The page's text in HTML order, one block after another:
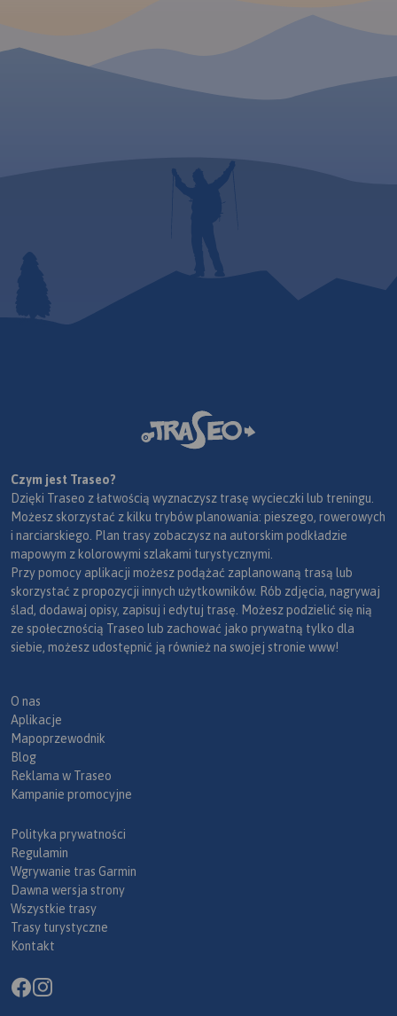
Czym jest Traseo?
Dzięki Traseo z łatwością wyznaczysz trasę wycieczki lub treningu.
Możesz skorzystać z kilku trybów planowania: pieszego, rowerowych
i narciarskiego. Plan trasy zobaczysz na autorskim podkładzie
mapowym z kolorowymi szlakami turystycznymi.
Przy pomocy aplikacji możesz podążać zaplanowaną trasą lub
skorzystać z propozycji innych użytkowników. Rób zdjęcia, nagrywaj
ślad, dodawaj opisy, zapisuj i edytuj trasę. Możesz podzielić się nią
ze społecznością Traseo lub zachować jako prywatną tylko dla
siebie, możesz udostępnić ją również na swojej stronie www!
O nas
Aplikacje
Mapoprzewodnik
Blog
Reklama w Traseo
Kampanie promocyjne
Polityka prywatności
Regulamin
Wgrywanie tras Garmin
Dawna wersja strony
Wszystkie trasy
Trasy turystyczne
Kontakt